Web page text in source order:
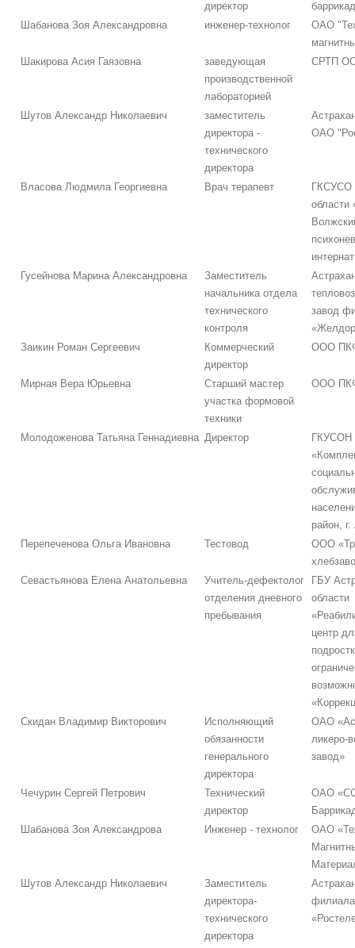
директор
Шабанова Зоя Александровна
инженер-технолог
ОАО
Шакирова Асия Гаязовна
заведующая
производственной
лабораторией
СРТП
Шутов Александр Николаевич
заместитель
директора -
технического
директора
ОАО
Власова Людмила Георгиевна Врач терапевт
ГКСУСО
области
Гусейнова Марина Александровна
Заместитель
начальника отдела
технического
контроля
завод
Заикин Роман Сергеевич
Коммерческий
директор
ООО
Мирная Вера Юрьевна
Старший мастер
участка формовой
техники
ООО
Молодоженова Татьяна Геннадиевна Директор
район,
Перепеченова Ольга Ивановна
Тестовод
ООО
Севастьянова Елена Анатольевна
Учитель-дефектолог
отделения дневного
пребывания
ГБУ
области
центр
Скидан Владимир Викторович
Исполняющий
обязанности
генерального
директора
ОАО
ликеро-
завод»
Чечурин Сергей Петрович
Технический
директор
ОАО
Шабанова Зоя Александрова
Инженер - технолог
ОАО
Шутов Александр Николаевич
Заместитель
директора-
технического
директора